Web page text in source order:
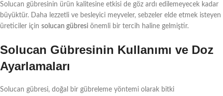
Solucan gübresinin ürün kalitesine etkisi de göz ardı edilemeyecek kadar
büyüktür. Daha lezzetli ve besleyici meyveler, sebzeler elde etmek isteyen
üreticiler için solucan gübresi önemli bir tercih haline gelmiştir.
Solucan Gübresinin Kullanımı ve Doz
Ayarlamaları
Solucan gübresi, doğal bir gübreleme yöntemi olarak bitki